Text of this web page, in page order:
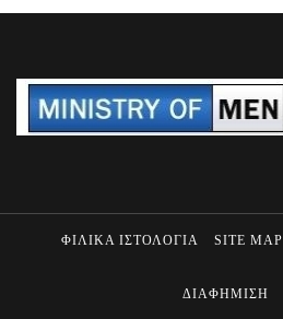
ΦΙΛΙΚΑ ΙΣΤΟΛΟΓΙΑ SITE MAP
ΔΙΑΦΗΜΙΣΗ